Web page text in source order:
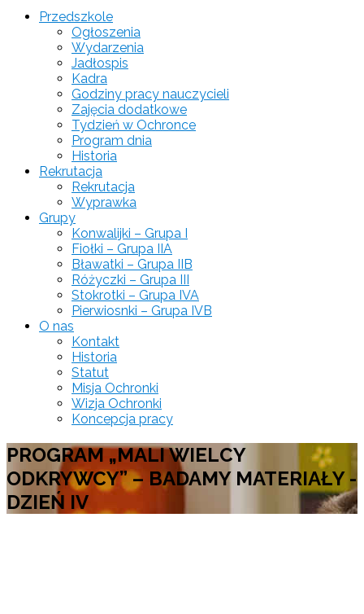
Przedszkole
Ogłoszenia
Wydarzenia
Jadłospis
Kadra
Godziny pracy nauczycieli
Zajęcia dodatkowe
Tydzień w Ochronce
Program dnia
Historia
Rekrutacja
Rekrutacja
Wyprawka
Grupy
Konwalijki – Grupa I
Fiołki – Grupa IIA
Bławatki – Grupa IIB
Różyczki – Grupa III
Stokrotki – Grupa IVA
Pierwiosnki – Grupa IVB
O nas
Kontakt
Historia
Statut
Misja Ochronki
Wizja Ochronki
Koncepcja pracy
PROGRAM „MALI WIELCY
ODKRYWCY” – BADAMY MATERIAŁY -
DZIEŃ IV